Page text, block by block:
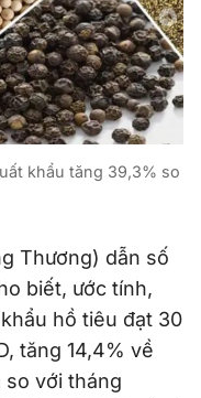
khẩu tăng 39,3% so
Thương) dẫn số
biết, ước tính,
hồ tiêu đạt 30
tăng 14,4% về
so với tháng